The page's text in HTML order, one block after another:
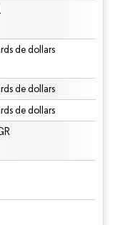
de dollars
de dollars
de dollars
une attribution sous CC